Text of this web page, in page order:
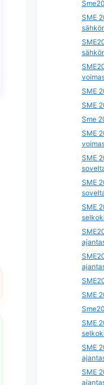
SME
SME
SME
Sme
SME
SME
SME
SME
SME
SME
SME
SME